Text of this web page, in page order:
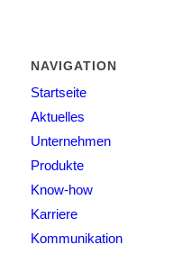
NAVIGATION
Startseite
Aktuelles
Unternehmen
Produkte
Know-how
Karriere
Kommunikation